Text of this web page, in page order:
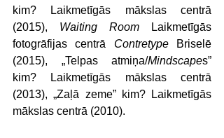
kim? Laikmetīgās mākslas centrā
(2015), Waiting Room Laikmetīgās
fotogrāfijas centrā Contretype Briselē
(2015), „Telpas atmiņa/Mindscapes”
kim? Laikmetīgās mākslas centrā
(2013), „Zaļā zeme” kim? Laikmetīgās
mākslas centrā (2010).